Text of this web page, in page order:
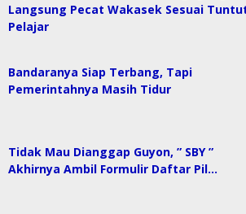
Langsung Pecat Wakasek Sesuai
Pelajar
Bandaranya Siap Terbang, Tapi
Pemerintahnya Masih Tidur
Tidak Mau Dianggap Guyon, ” SBY ”
Akhirnya Ambil Formulir Daftar Pil…